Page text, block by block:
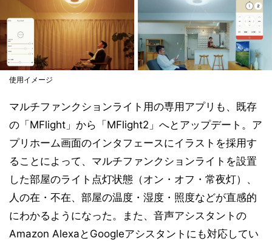
使用イメージ
マルチファンクションライト用の専用アプリも、既存
の「MFlight」から「MFlight2」へとアップデート。ア
プリホーム画面のインタフェースにイラストを採用す
ることによって、マルチファンクションライトを設置
した部屋のライト点灯状態（オン・オフ・常夜灯）、
人の在・不在、部屋の温度・湿度・照度などが直感的
にわかるようになった。また、音声アシスタントの
Amazon AlexaとGoogleアシスタントにも対応してい